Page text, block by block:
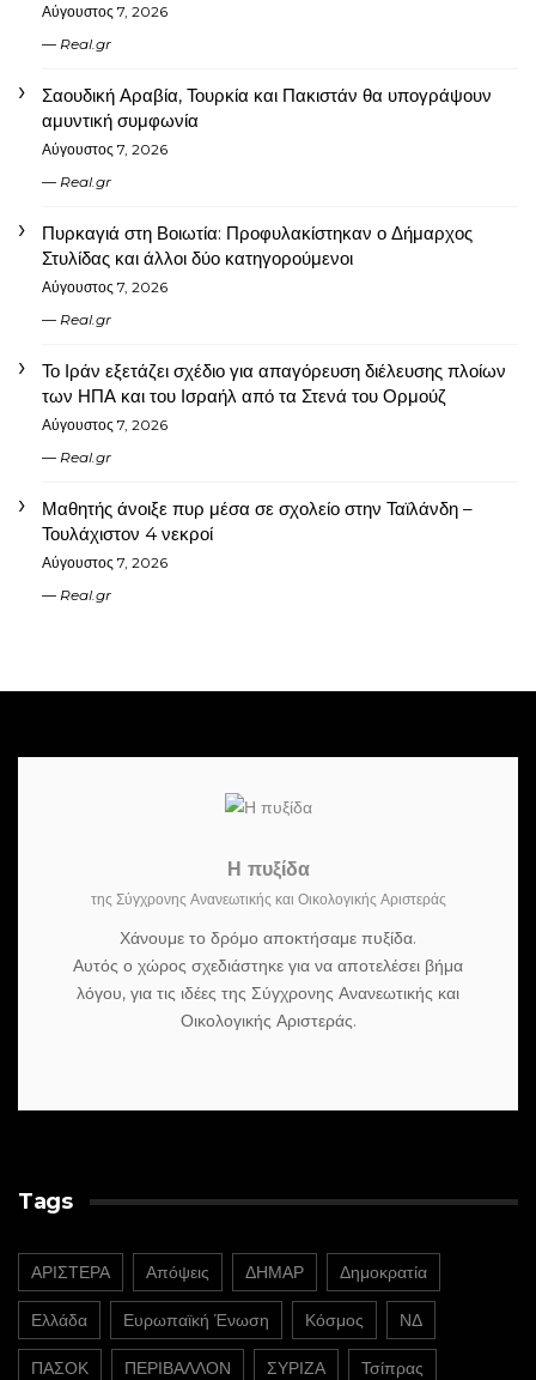
Αύγουστος 7, 2026
Real.gr
Σαουδική Αραβία, Τουρκία και Πακιστάν θα υπογράψουν
αμυντική συμφωνία
Αύγουστος 7, 2026
Real.gr
Πυρκαγιά στη Βοιωτία: Προφυλακίστηκαν ο Δήμαρχος
Στυλίδας και άλλοι δύο κατηγορούμενοι
Αύγουστος 7, 2026
Real.gr
Το Ιράν εξετάζει σχέδιο για απαγόρευση διέλευσης πλοίων
των ΗΠΑ και του Ισραήλ από τα Στενά του Ορμούζ
Αύγουστος 7, 2026
Real.gr
Μαθητής άνοιξε πυρ μέσα σε σχολείο στην Ταϊλάνδη –
Τουλάχιστον 4 νεκροί
Αύγουστος 7, 2026
Real.gr
Η πυξίδα
της Σύγχρονης Ανανεωτικής και Οικολογικής Αριστεράς
Χάνουμε το δρόμο αποκτήσαμε πυξίδα.
Αυτός ο χώρος σχεδιάστηκε για να αποτελέσει βήμα
λόγου, για τις ιδέες της Σύγχρονης Ανανεωτικής και
Οικολογικής Αριστεράς.
Tags
ΑΡΙΣΤΕΡΑ Απόψεις ΔΗΜΑΡ Δημοκρατία
Ελλάδα Ευρωπαϊκή Ένωση Κόσμος ΝΔ
ΠΑΣΟΚ ΠΕΡΙΒΑΛΛΟΝ ΣΥΡΙΖΑ Τσίπρας